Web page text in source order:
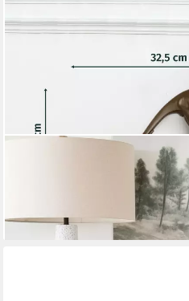
Tierfigur Känguru Skulptur aus
Marmorsockel Filz Figur
lieferbar - in 2-3 Werktagen bei dir